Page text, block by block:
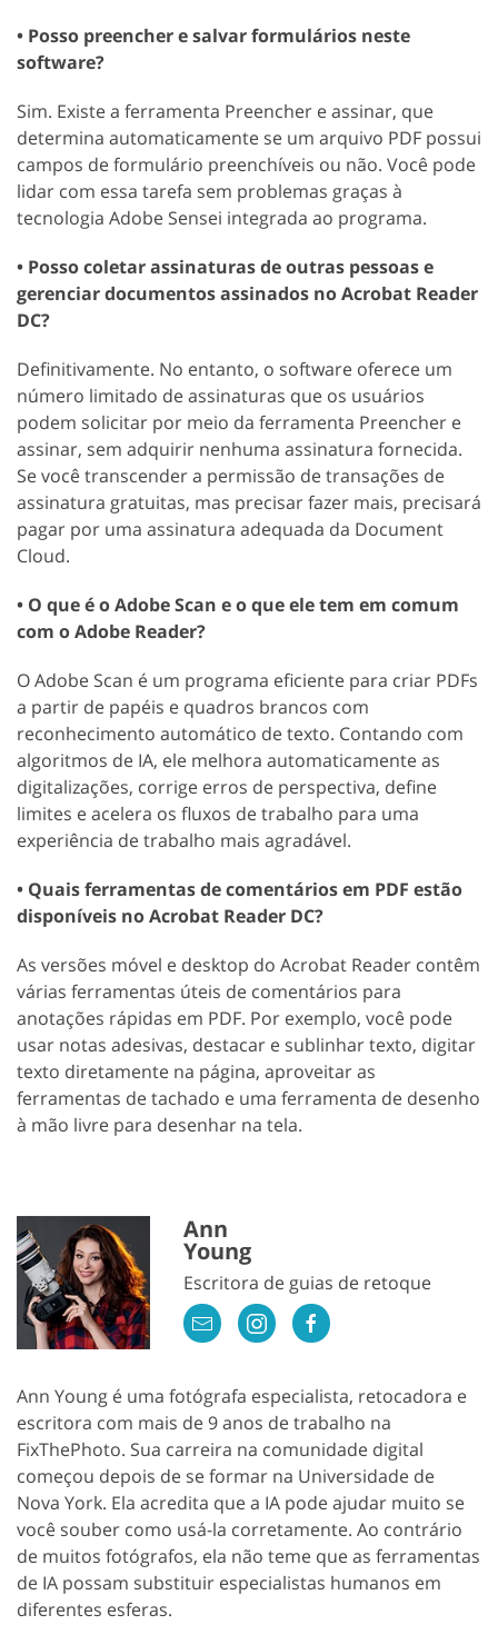
• Posso preencher e salvar formulários neste
software?
Sim. Existe a ferramenta Preencher e assinar, que
determina automaticamente se um arquivo PDF possui
campos de formulário preenchíveis ou não. Você pode
lidar com essa tarefa sem problemas graças à
tecnologia Adobe Sensei integrada ao programa.
• Posso coletar assinaturas de outras pessoas e
gerenciar documentos assinados no Acrobat Reader
DC?
Definitivamente. No entanto, o software oferece um
número limitado de assinaturas que os usuários
podem solicitar por meio da ferramenta Preencher e
assinar, sem adquirir nenhuma assinatura fornecida.
Se você transcender a permissão de transações de
assinatura gratuitas, mas precisar fazer mais, precisará
pagar por uma assinatura adequada da Document
Cloud.
• O que é o Adobe Scan e o que ele tem em comum
com o Adobe Reader?
O Adobe Scan é um programa eficiente para criar PDFs
a partir de papéis e quadros brancos com
reconhecimento automático de texto. Contando com
algoritmos de IA, ele melhora automaticamente as
digitalizações, corrige erros de perspectiva, define
limites e acelera os fluxos de trabalho para uma
experiência de trabalho mais agradável.
• Quais ferramentas de comentários em PDF estão
disponíveis no Acrobat Reader DC?
As versões móvel e desktop do Acrobat Reader contêm
várias ferramentas úteis de comentários para
anotações rápidas em PDF. Por exemplo, você pode
usar notas adesivas, destacar e sublinhar texto, digitar
texto diretamente na página, aproveitar as
ferramentas de tachado e uma ferramenta de desenho
à mão livre para desenhar na tela.
Ann
Young
Escritora de guias de retoque
Ann Young é uma fotógrafa especialista, retocadora e
escritora com mais de 9 anos de trabalho na
FixThePhoto. Sua carreira na comunidade digital
começou depois de se formar na Universidade de
Nova York. Ela acredita que a IA pode ajudar muito se
você souber como usá-la corretamente. Ao contrário
de muitos fotógrafos, ela não teme que as ferramentas
de IA possam substituir especialistas humanos em
diferentes esferas.